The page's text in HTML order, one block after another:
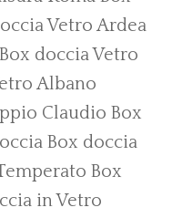
Vetro Ardea
Box doccia Vetro
Albano
Claudio Box
Box doccia
Box
in Vetro